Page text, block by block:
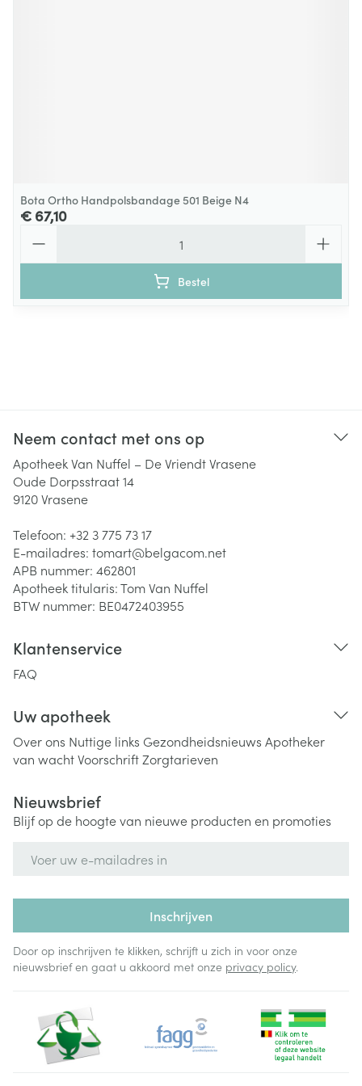
Bota Ortho Handpolsbandage 501 Beige N4
€ 67,10
Bestel
Neem contact met ons op
Apotheek Van Nuffel – De Vriendt Vrasene
Oude Dorpsstraat 14
9120Vrasene
Telefoon: +32 3 775 73 17
E-mailadres: tomart@belgacom.net
APB nummer: 462801
Apotheek titularis:Tom Van Nuffel
BTW nummer: BE0472403955
Klantenservice
FAQ
Uw apotheek
Over ons Nuttige links Gezondheidsnieuws Apotheker
van wachtVoorschriftZorgtarieven
Nieuwsbrief
Blijf op de hoogte van nieuwe producten en promoties
Inschrijven
Door op inschrijven te klikken, schrijft u zich in voor onze
nieuwsbrief en gaat u akkoord met onze privacy policy.